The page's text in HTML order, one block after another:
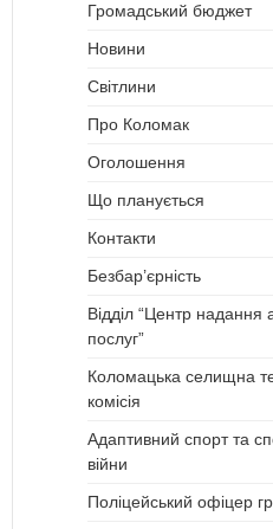
Громадський бюджет
Новини
Світлини
Про Коломак
Оголошення
Що планується
Контакти
Безбар’єрність
Відділ “Центр надання
послуг”
Коломацька селищна
комісія
Адаптивний спорт та
війни
Поліцейський офіцер